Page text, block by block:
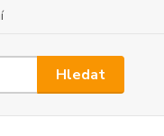
Hledat